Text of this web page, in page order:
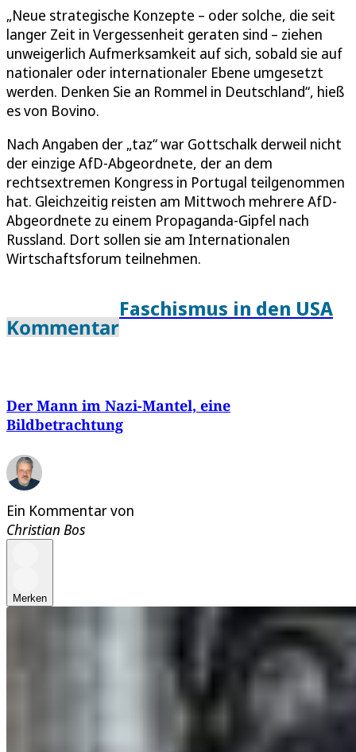
„Neue strategische Konzepte – oder solche, die seit
langer Zeit in Vergessenheit geraten sind – ziehen
unweigerlich Aufmerksamkeit auf sich, sobald sie auf
nationaler oder internationaler Ebene umgesetzt
werden. Denken Sie an Rommel in Deutschland“, hieß
es von Bovino.
Nach Angaben der „taz“ war Gottschalk derweil nicht
der einzige AfD-Abgeordnete, der an dem
rechtsextremen Kongress in Portugal teilgenommen
hat. Gleichzeitig reisten am Mittwoch mehrere AfD-
Abgeordnete zu einem Propaganda-Gipfel nach
Russland. Dort sollen sie am Internationalen
Wirtschaftsforum teilnehmen.
Kommentar
Faschismus in den USA
Der Mann im Nazi-Mantel, eine
Bildbetrachtung
Ein Kommentar von
Christian Bos
Merken